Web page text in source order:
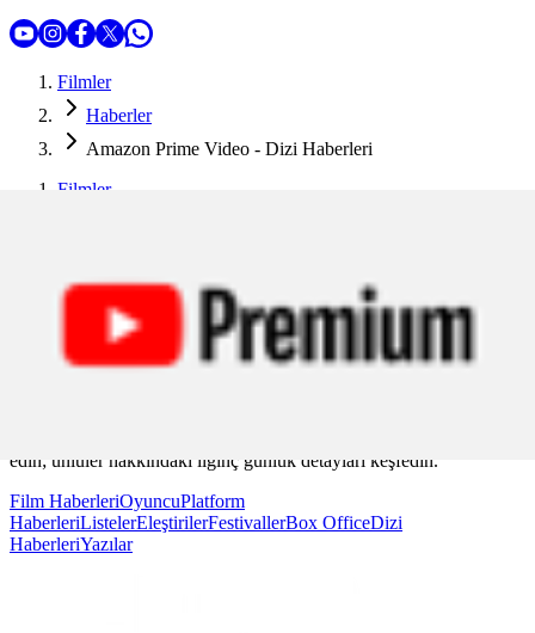
Filmler
Haberler
Amazon Prime Video - Dizi Haberleri
Filmler
Amazon Prime Video - Dizi
Haberleri
edin; ünlüler hakkındaki ilginç günlük detayları keşfedin.
Film HaberleriOyuncuPlatform
HaberleriListelerEleştirilerFestivallerBox OfficeDizi
HaberleriYazılar